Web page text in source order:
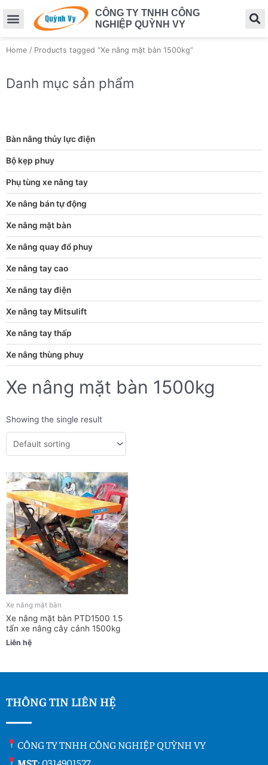
CÔNG TY TNHH CÔNG
NGHIỆP QUỲNH VY
Home / Products tagged “Xe nâng mặt bàn 1500kg”
Danh mục sản phẩm
Bàn nâng thủy lực điện
Bộ kẹp phuy
Phụ tùng xe nâng tay
Xe nâng bán tự động
Xe nâng mặt bàn
Xe nâng quay đổ phuy
Xe nâng tay cao
Xe nâng tay điện
Xe nâng tay Mitsulift
Xe nâng tay thấp
Xe nâng thùng phuy
Xe nâng mặt bàn 1500kg
Showing the single result
Xe nâng mặt bàn
Xe nâng mặt bàn PTD1500 1.5
tấn xe nâng cây cảnh 1500kg
Liên hệ
THÔNG TIN LIÊN HỆ
CÔNG TY TNHH CÔNG NGHIỆP QUỲNH VY